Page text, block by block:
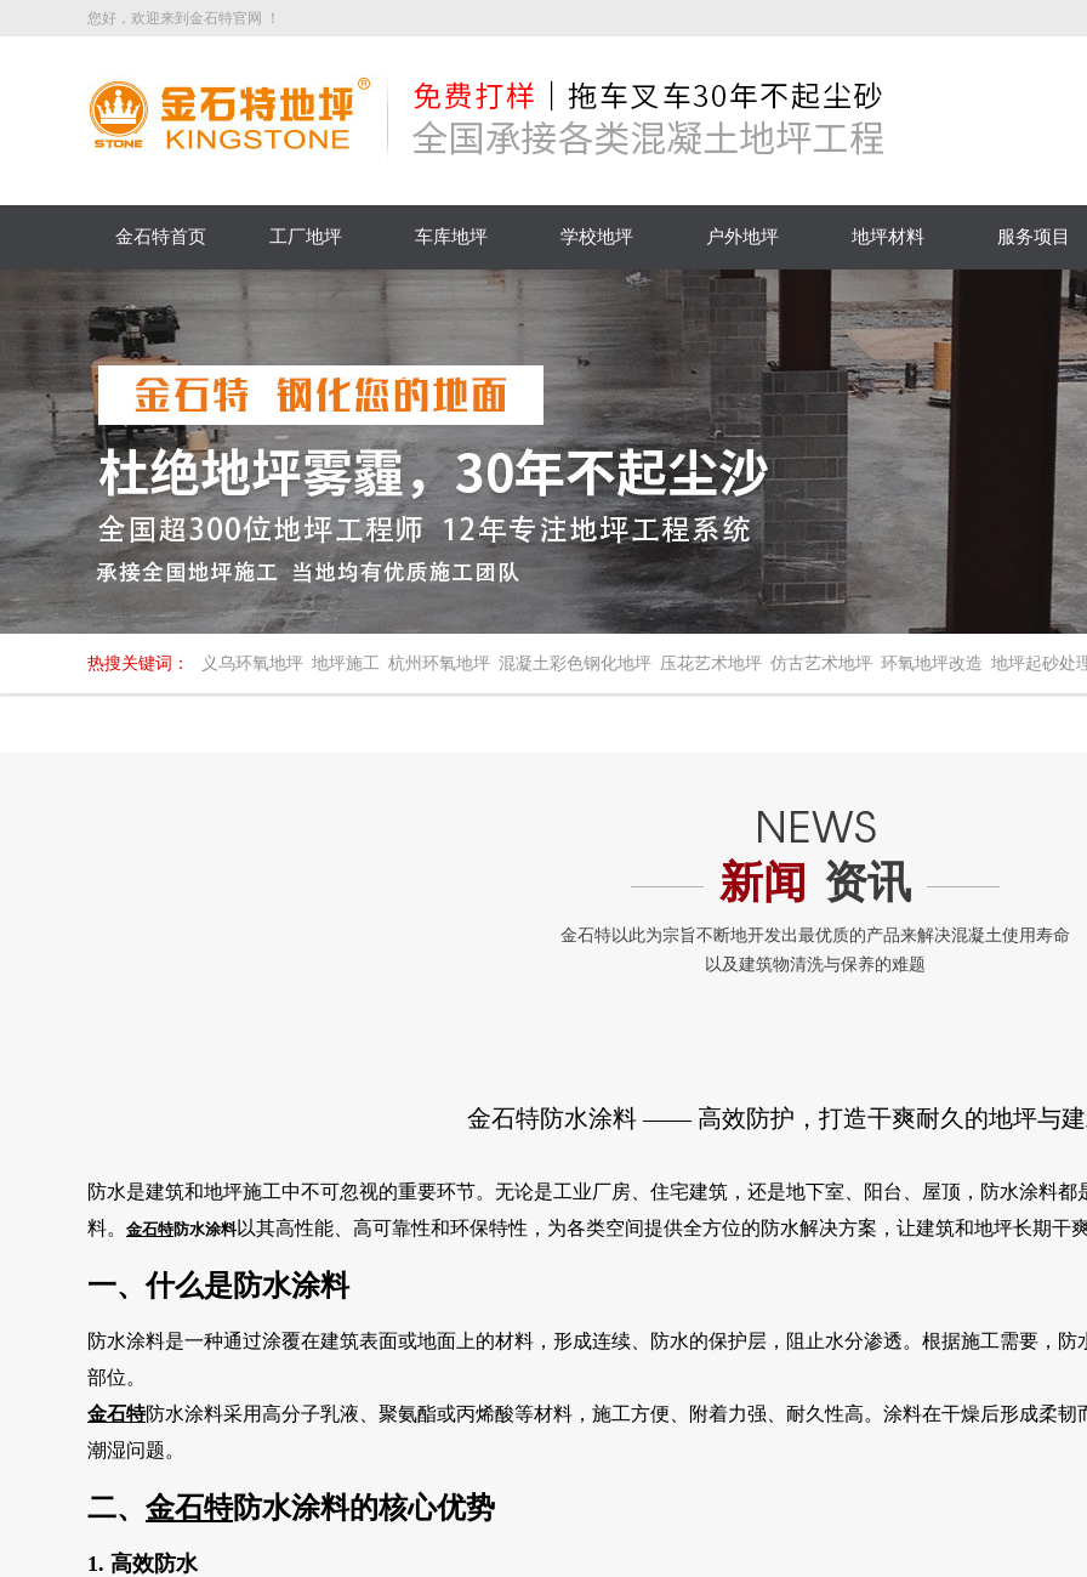
您好，欢迎来到金石特官网 ！
金石特首页 工厂地坪 车库地坪 学校地坪 户外地坪 地坪材料 服务项目
热搜关键词： 义乌环氧地坪 地坪施工 杭州环氧地坪 混凝土彩色钢化地坪 压花艺术地坪 仿古艺术地坪 环氧地坪改造 地坪起砂处
新闻 资讯
金石特防水涂料 —— 高效防护，打造干爽耐久的地坪与
防水是建筑和地坪施工中不可忽视的重要环节。无论是工业厂房、住宅建筑，还是地下室、阳台、屋顶，防水涂料
料。 金石特防水涂料以其高性能、高可靠性和环保特性，为各类空间提供全方位的防水解决方案，让建筑和地坪长期干
一、什么是防水涂料
防水涂料是一种通过涂覆在建筑表面或地面上的材料，形成连续、防水的保护层，阻止水分渗透。根据施工需要，
部位。
金石特防水涂料采用高分子乳液、聚氨酯或丙烯酸等材料，施工方便、附着力强、耐久性高。涂料在干燥后形成柔
潮湿问题。
二、 金石特防水涂料的核心优势
1. 高效防水